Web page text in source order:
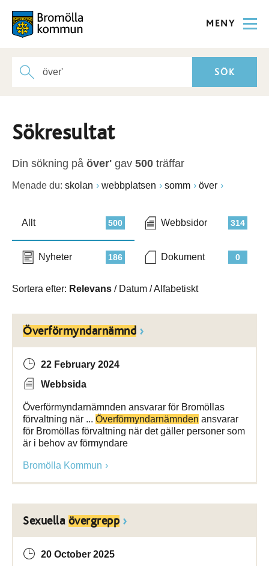
MENY
Sökresultat
Din sökning på över' gav 500 träffar
Menade du: skolan webbplatsen somm över
500
Allt 314
Webbsidor
186
Nyheter 0
Dokument
Sortera efter: Relevans / Datum /Alfabetiskt
Överförmyndarnämnd
22 February 2024
Webbsida
Överförmyndarnämnden ansvarar för Bromöllas
förvaltning när ... Överförmyndarnämnden ansvarar
för Bromöllas förvaltning när det gäller personer som
är i behov av förmyndare
Bromölla Kommun
Sexuella övergrepp
20 October 2025